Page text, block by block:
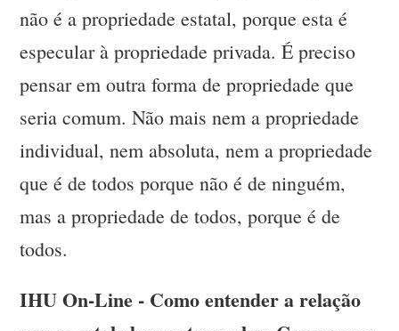
não é a propriedade estatal, porque esta é
especular à propriedade privada. É preciso
pensar em outra forma de propriedade que
seria comum. Não mais nem a propriedade
individual, nem absoluta, nem a propriedade
que é de todos porque não é de ninguém,
mas a propriedade de todos, porque é de
todos.
IHU On-Line - Como entender a relação